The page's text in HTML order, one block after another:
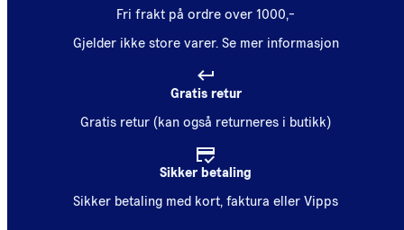
Fri frakt på ordre over 1000,-
Gjelder ikke store varer. Se mer informasjon
Gratis retur
Gratis retur (kan også returneres i butikk)
Sikker betaling
Sikker betaling med kort, faktura eller Vipps